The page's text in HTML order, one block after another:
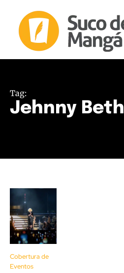
Tag:
Jehnny Beth
Cobertura de
Eventos